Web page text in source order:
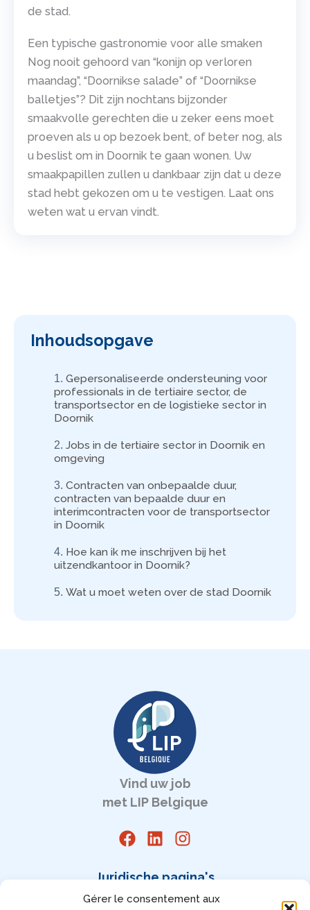
Gérer le consentement aux
Inhoudsopgave
Gepersonaliseerde ondersteuning voor
professionals in de tertiaire sector, de
transportsector en de logistieke sector in
Doornik
Jobs in de tertiaire sector in Doornik en
omgeving
Contracten van onbepaalde duur,
contracten van bepaalde duur en
interimcontracten voor de transportsector
in Doornik
Hoe kan ik me inschrijven bij het
uitzendkantoor in Doornik?
Wat u moet weten over de stad Doornik
de stad.
Een typische gastronomie voor alle smaken
Nog nooit gehoord van “konijn op verloren
maandag”, “Doornikse salade” of “Doornikse
balletjes”? Dit zijn nochtans bijzonder
smaakvolle gerechten die u zeker eens moet
proeven als u op bezoek bent, of beter nog, als
u beslist om in Doornik te gaan wonen. Uw
smaakpapillen zullen u dankbaar zijn dat u deze
stad hebt gekozen om u te vestigen. Laat ons
weten wat u ervan vindt.
Vind uw job
met LIP Belgique
Juridische pagina's
Juridische vermeldingen